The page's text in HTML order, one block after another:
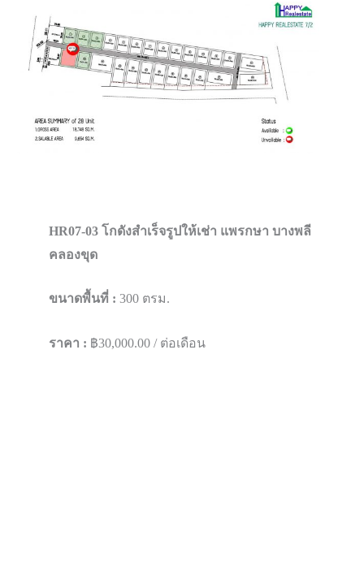
HR07-03 โกดังสำเร็จรูปให้เช่า แพรกษา บางพลี​
คลองขุด
ขนาดพื้นที่ : 300 ตรม.
ราคา : ฿30,000.00 / ต่อเดือน